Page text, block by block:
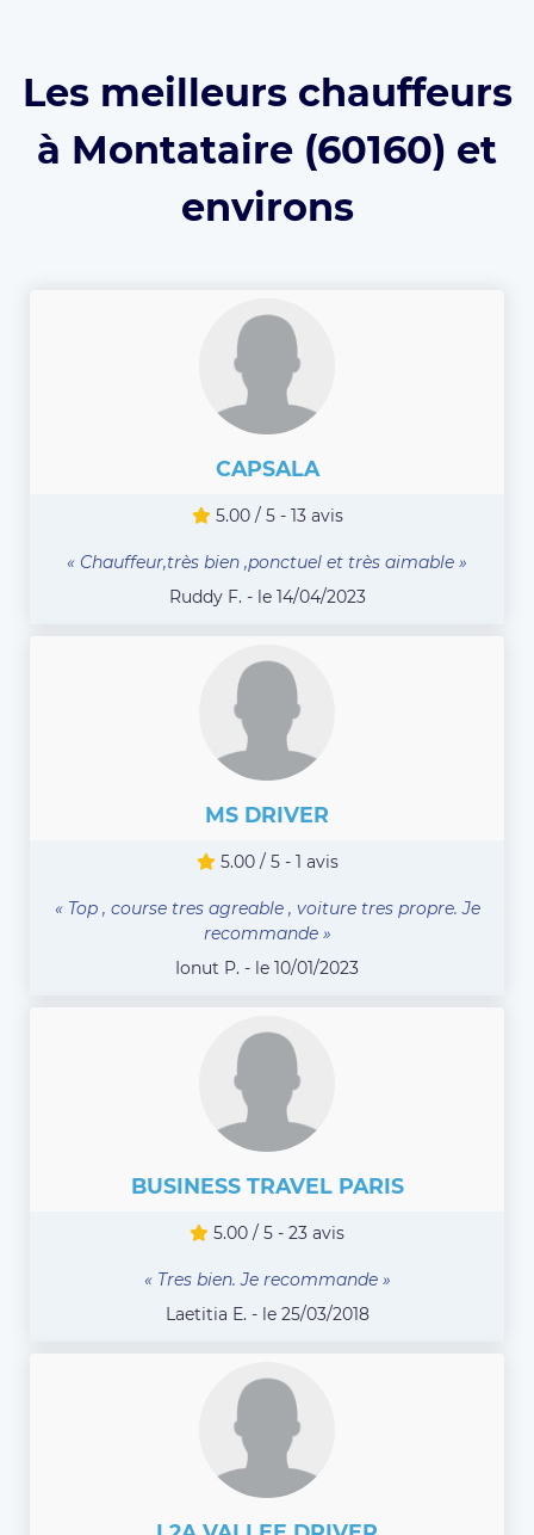
Les meilleurs chauffeurs
à Montataire (60160) et
environs
CAPSALA
5.00 / 5 - 13 avis
« Chauffeur,très bien ,ponctuel et très aimable »
Ruddy F. - le 14/04/2023
MS DRIVER
5.00 / 5 - 1 avis
« Top , course tres agreable , voiture tres propre. Je
recommande »
Ionut P. - le 10/01/2023
BUSINESS TRAVEL PARIS
5.00 / 5 - 23 avis
« Tres bien. Je recommande »
Laetitia E. - le 25/03/2018